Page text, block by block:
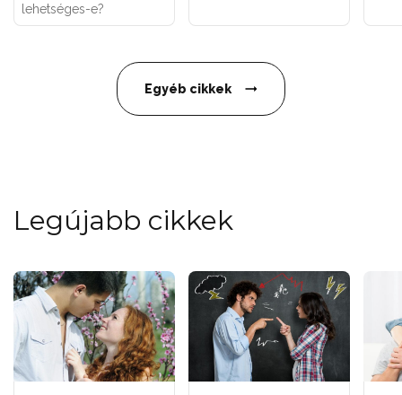
lehetséges-e?
Egyéb cikkek
Legújabb cikkek